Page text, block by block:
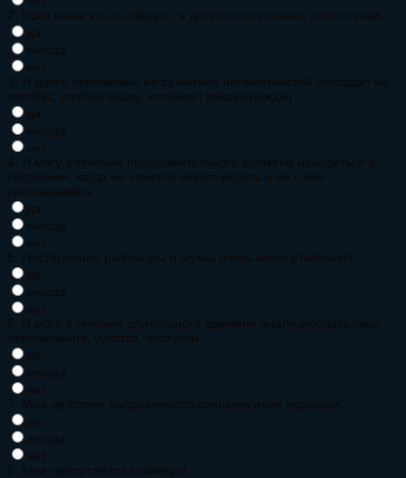
2. Если меня кто-то обидел, я долго потом помню этот случай.
да
иногда
нет
3. Я долго переживаю из-за мелких неприятностей (опоздал на
автобус, разбил чашку, испачкал рукав одежды).
да
иногда
нет
4. Я могу в течение продолжительного времени находиться в
состоянии, когда не хочется никого видеть и ни с кем
разговаривать.
да
иногда
нет
5. Посторонние разговоры и шумы очень меня отвлекают.
да
иногда
нет
6. Я могу в течение длительного времени анализировать свои
переживания, чувства, поступки.
да
иногда
нет
7. Мои действия направляются сиюминутным порывом.
да
иногда
нет
8. Мне часто снятся кошмары.